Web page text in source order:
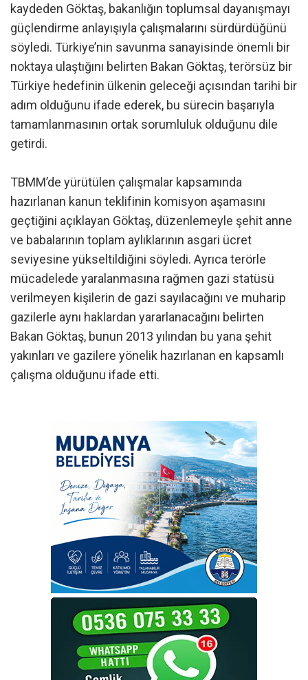
kaydeden Göktaş, bakanlığın toplumsal dayanışmayı
güçlendirme anlayışıyla çalışmalarını sürdürdüğünü
söyledi. Türkiye’nin savunma sanayisinde önemli bir
noktaya ulaştığını belirten Bakan Göktaş, terörsüz bir
Türkiye hedefinin ülkenin geleceği açısından tarihi bir
adım olduğunu ifade ederek, bu sürecin başarıyla
tamamlanmasının ortak sorumluluk olduğunu dile
getirdi.
TBMM’de yürütülen çalışmalar kapsamında
hazırlanan kanun teklifinin komisyon aşamasını
geçtiğini açıklayan Göktaş, düzenlemeyle şehit anne
ve babalarının toplam aylıklarının asgari ücret
seviyesine yükseltildiğini söyledi. Ayrıca terörle
mücadelede yaralanmasına rağmen gazi statüsü
verilmeyen kişilerin de gazi sayılacağını ve muharip
gazilerle aynı haklardan yararlanacağını belirten
Bakan Göktaş, bunun 2013 yılından bu yana şehit
yakınları ve gazilere yönelik hazırlanan en kapsamlı
çalışma olduğunu ifade etti.